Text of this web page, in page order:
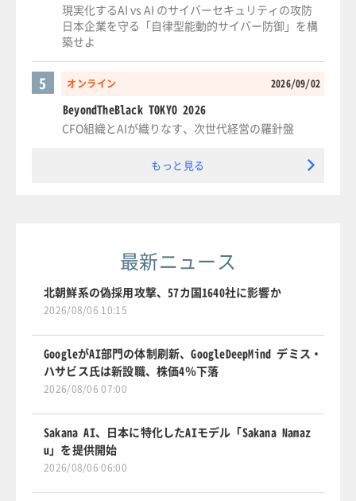
現実化するAI vs AI のサイバーセキュリティの攻防
日本企業を守る「自律型能動的サイバー防御」を構
築せよ
オンライン 2026/09/02
5
BeyondTheBlack TOKYO 2026
CFO組織とAIが織りなす、次世代経営の羅針盤
もっと見る
最新ニュース
北朝鮮系の偽採用攻撃、57カ国1640社に影響か
2026/08/06 10:15
GoogleがAI部門の体制刷新、GoogleDeepMind デミス・
ハサビス氏は新設職、株価4％下落
2026/08/06 07:00
Sakana AI、日本に特化したAIモデル「Sakana Namaz
u」を提供開始
2026/08/06 06:00